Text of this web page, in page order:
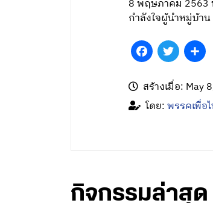
8 พฤษภาคม 2563
กำลังใจผู้นำหมู่บ้า
Facebook
Twitter
สร้างเมื่อ: May
โดย:พรรคเพื่อ
กิจกรรมล่าสุด